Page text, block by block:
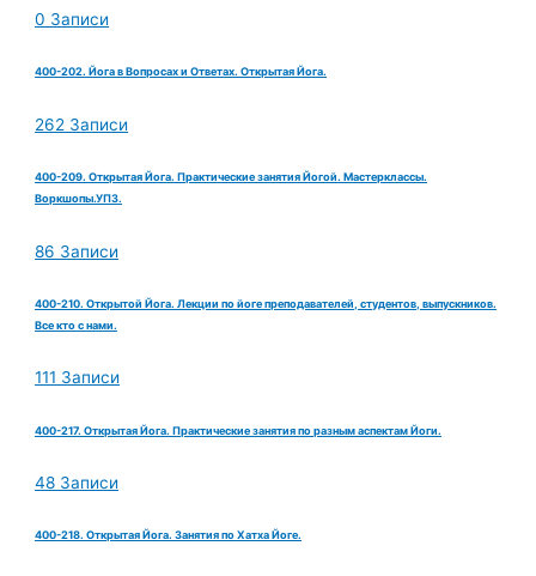
0 Записи
400-202. Йога в Вопросах и Ответах. Открытая Йога.
262 Записи
400-209. Открытая Йога. Практические занятия Йогой. Мастерклассы.
Воркшопы.УПЗ.
86 Записи
400-210. Открытой Йога. Лекции по йоге преподавателей, студентов, выпускников.
Все кто с нами.
111 Записи
400-217. Открытая Йога. Практические занятия по разным аспектам Йоги.
48 Записи
400-218. Открытая Йога. Занятия по Хатха Йоге.